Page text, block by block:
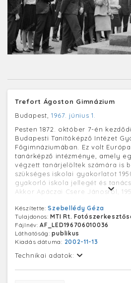
Trefort Ágoston Gimnázium
Budapest, 1967. június 1.
Pesten 1872. október 7-én
Budapesti Tanítóképző Intézet
Főgimnáziumában. Ez volt
tanárképző intézménye, amely
végzett tanárjelöltek számára is
szükséges iskolai gyakorlatot
gyakorló iskola jellegét és
Akkor Apáczai Csere Jánosról,
ismét az ELTE-hez tartozik. 1990-
egykori vallás- és közoktatási
képen: az ELTE Apáczai Csere
gimnáziumának II/D. osztályos
egyetlen idegenforgalmi
A tanulók az érettségivel együtt
zárógyakorlaton vettek részt a
Készítette:Szebellédy Géza
Tulajdonos:MTI Rt.
Fájlnév:AF_LED196706010036
Láthatóság:publikus
Kiadás dátuma: 2002-11-13
Technikai adatok: